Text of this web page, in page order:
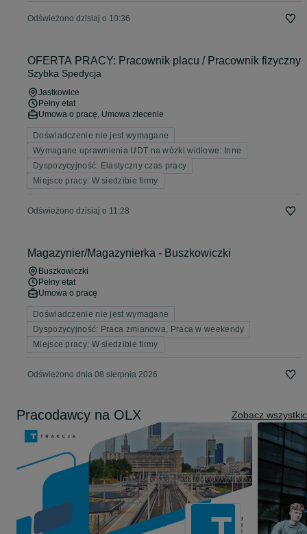
Odświeżono dzisiaj o 10:36
OFERTA PRACY: Pracownik placu / Pracownik fizyczny
Szybka Spedycja
Jastkowice
Pełny etat
Umowa o pracę, Umowa zlecenie
Doświadczenie nie jest wymagane
Wymagane uprawnienia UDT na wózki widłowe: Inne
Dyspozycyjność: Elastyczny czas pracy
Miejsce pracy: W siedzibie firmy
Odświeżono dzisiaj o 11:28
Magazynier/Magazynierka - Buszkowiczki
Buszkowiczki
Pełny etat
Umowa o pracę
Doświadczenie nie jest wymagane
Dyspozycyjność: Praca zmianowa, Praca w weekendy
Miejsce pracy: W siedzibie firmy
Odświeżono dnia 08 sierpnia 2026
Pracodawcy na OLX Zobacz